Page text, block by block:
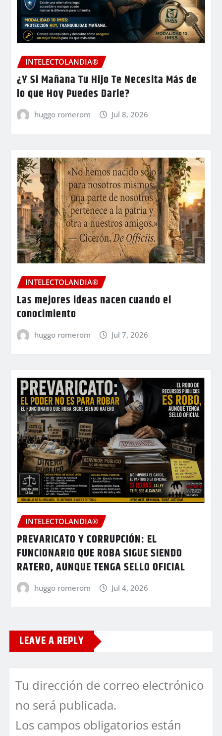
INTELECTOLANDIA®
¿Y Si Mañana Tu Hijo Te Necesita Más de
lo que Hoy Puedes Darle?
huggo romerom Jul 8, 2026
INTELECTOLANDIA®
Las mejores ideas nacen cuando el
conocimiento
huggo romerom Jul 7, 2026
INTELECTOLANDIA®
PREVARICATO Y CORRUPCIÓN: EL
FUNCIONARIO QUE ROBA SIGUE SIENDO
RATERO, AUNQUE TENGA SELLO OFICIAL
huggo romerom Jul 4, 2026
LEAVE A REPLY
Tu dirección de correo electrónico
no será publicada.
Los campos obligatorios están